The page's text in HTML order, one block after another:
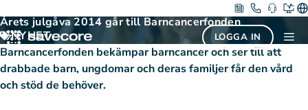
till
innehåll
LOGGA IN
Årets julgåva 2014 går till Barncancerfonden
NYHET
Barncancerfonden bekämpar barncancer och ser till att
drabbade barn, ungdomar och deras familjer får den vård
och stöd de behöver.